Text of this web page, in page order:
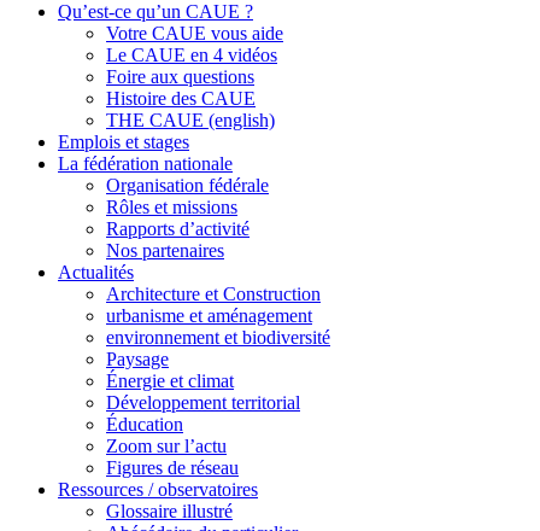
Qu’est-ce qu’un CAUE ?
Votre CAUE vous aide
Le CAUE en 4 vidéos
Foire aux questions
Histoire des CAUE
THE CAUE (english)
Emplois et stages
La fédération nationale
Organisation fédérale
Rôles et missions
Rapports d’activité
Nos partenaires
Actualités
Architecture et Construction
urbanisme et aménagement
environnement et biodiversité
Paysage
Énergie et climat
Développement territorial
Éducation
Zoom sur l’actu
Figures de réseau
Ressources / observatoires
Glossaire illustré